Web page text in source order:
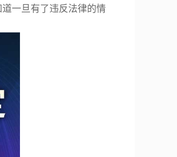
一旦有了违反法律的情